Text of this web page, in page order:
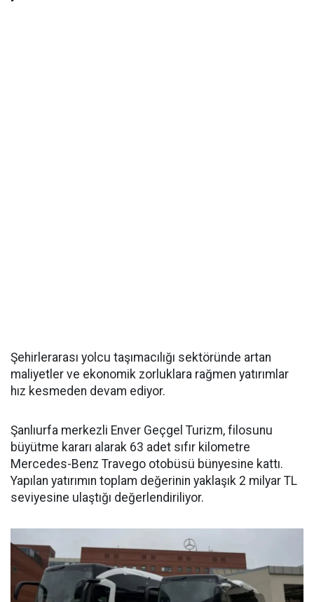
Şehirlerarası yolcu taşımacılığı sektöründe artan
maliyetler ve ekonomik zorluklara rağmen yatırımlar
hız kesmeden devam ediyor.
Şanlıurfa merkezli Enver Geçgel Turizm, filosunu
büyütme kararı alarak 63 adet sıfır kilometre
Mercedes-Benz Travego otobüsü bünyesine kattı.
Yapılan yatırımın toplam değerinin yaklaşık 2 milyar TL
seviyesine ulaştığı değerlendiriliyor.